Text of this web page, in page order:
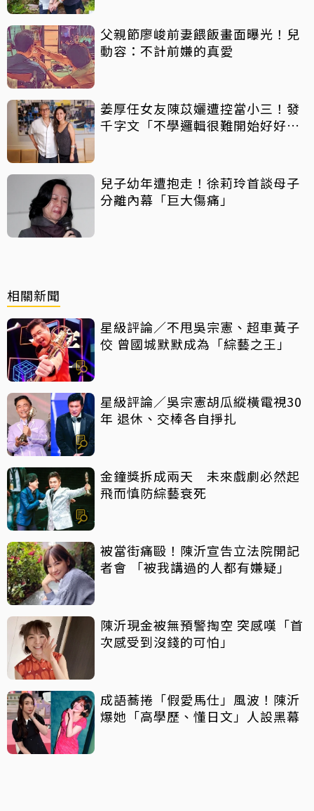
父親節廖峻前妻餵飯畫面曝光！兒
動容：不計前嫌的真愛
姜厚任女友陳苡孋遭控當小三！發
千字文「不學邏輯很難開始好好
兒子幼年遭抱走！徐莉玲首談母子
分離內幕「巨大傷痛」
相關新聞
星級評論／不甩吳宗憲、超車黃子
佼 曾國城默默成為「綜藝之王」
星級評論／吳宗憲胡瓜縱橫電視30
年 退休、交棒各自掙扎
金鐘獎拆成兩天 未來戲劇必然起
飛而慎防綜藝衰死
被當街痛毆！陳沂宣告立法院開記
者會 「被我講過的人都有嫌疑」
陳沂現金被無預警掏空 突感嘆「首
次感受到沒錢的可怕」
成語蕎捲「假愛馬仕」風波！陳沂
爆她「高學歷、懂日文」人設黑幕